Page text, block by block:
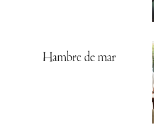
Hambre de mar